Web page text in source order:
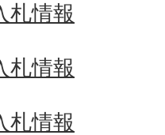
札情報
札情報
札情報